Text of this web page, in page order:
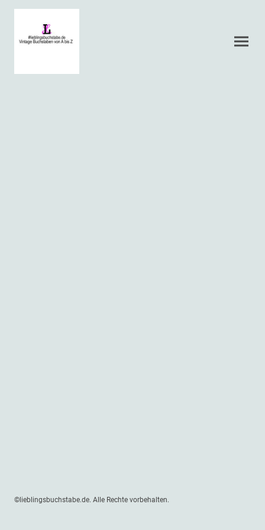
©lieblingsbuchstabe.de. Alle Rechte vorbehalten.